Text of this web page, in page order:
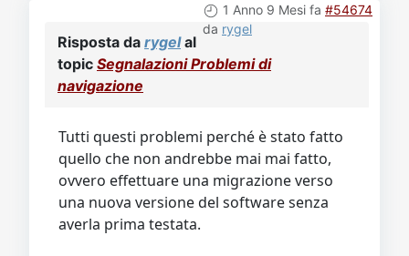
1 Anno 9 Mesi fa #54674
da rygel
Risposta da rygelal
topic Segnalazioni Problemi di
navigazione
Tutti questi problemi perché è stato fatto
quello che non andrebbe mai mai fatto,
ovvero effettuare una migrazione verso
una nuova versione del software senza
averla prima testata.